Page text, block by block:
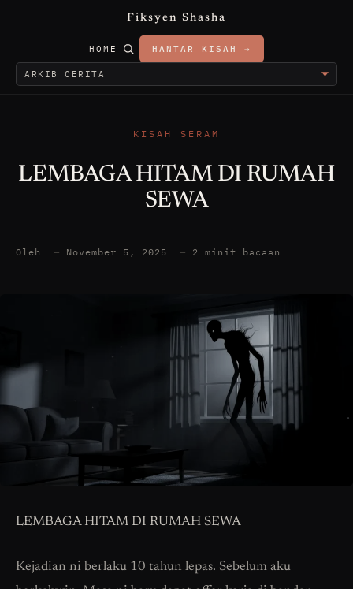
Fiksyen Shasha
HOME HANTAR KISAH →
KISAH SERAM
LEMBAGA HITAM DI RUMAH
SEWA
Oleh — November 5, 2025 — 2 minit bacaan
LEMBAGA HITAM DI RUMAH SEWA
Kejadian ni berlaku 10 tahun lepas. Sebelum aku